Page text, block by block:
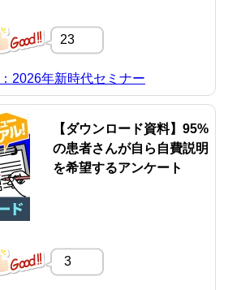
23
2026年新時代セミナー
【ダウンロード資料】95%
の患者さんが自ら自費説明
を希望するアンケート
3